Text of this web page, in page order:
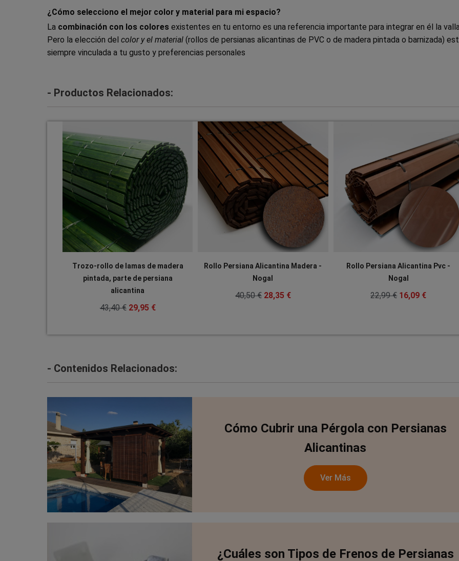
¿Cómo selecciono el mejor color y material para mi espacio?
La combinación con los colores existentes en tu entorno es una referencia importante para integrar en él la
Pero la elección del color y el material (rollos de persianas alicantinas de PVC o de madera pintada o barnizada)
siempre vinculada a tu gusto y preferencias personales
- Productos Relacionados:
Trozo-rollo de lamas de madera
pintada, parte de persiana
alicantina
43,40 € 29,95 €
Rollo Persiana Alicantina Madera -
Nogal
40,50 € 28,35 €
Rollo Persiana Alicantina Pvc -
Nogal
22,99 € 16,09 €
- Contenidos Relacionados:
Cómo Cubrir una Pérgola con Persianas
Alicantinas
Ver Más
¿Cuáles son Tipos de Frenos de Persianas